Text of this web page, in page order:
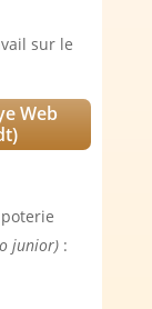
sur le
Web
junior):